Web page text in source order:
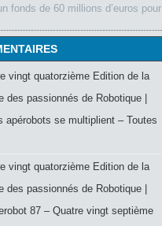
fonds de 60 millions d’euros pour
vingt quatorzième Edition de la
des passionnés de Robotique |
apérobots se multiplient – Toutes
vingt quatorzième Edition de la
des passionnés de Robotique |
87 – Quatre vingt septième